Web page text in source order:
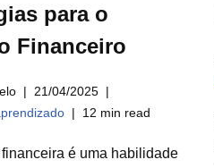
para o
Financeiro
21/04/2025
12 min read
é uma habilidade